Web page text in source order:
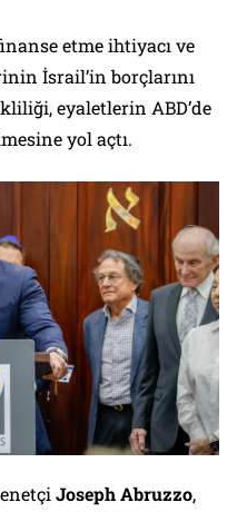
etme ihtiyacı ve
İsrail’in borçlarını
eyaletlerin ABD’de
yol açtı.
Joseph Abruzzo,